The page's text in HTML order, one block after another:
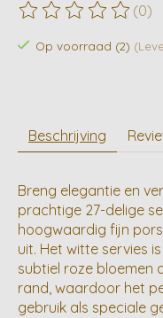
De beoordeling van
(0)
Op voorraad (2)
Beschrijving
Breng elegantie en
prachtige 27-delige
hoogwaardig fijn
uit. Het witte servies
subtiel roze bloemen
rand, waardoor het
gebruik als speciale